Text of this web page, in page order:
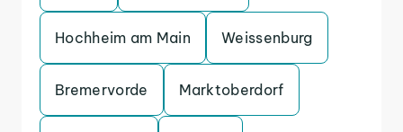
Hochheim am Main Weissenburg
Bremervorde Marktoberdorf